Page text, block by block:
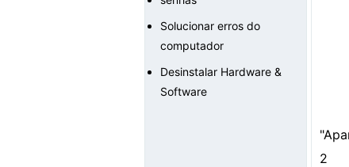
Solucionar erros do
computador
Desinstalar Hardware &
Software
2